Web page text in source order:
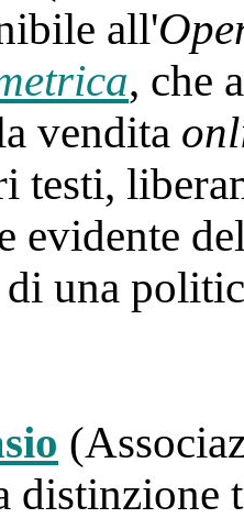
all'
, che
vendita
testi,
evidente
una